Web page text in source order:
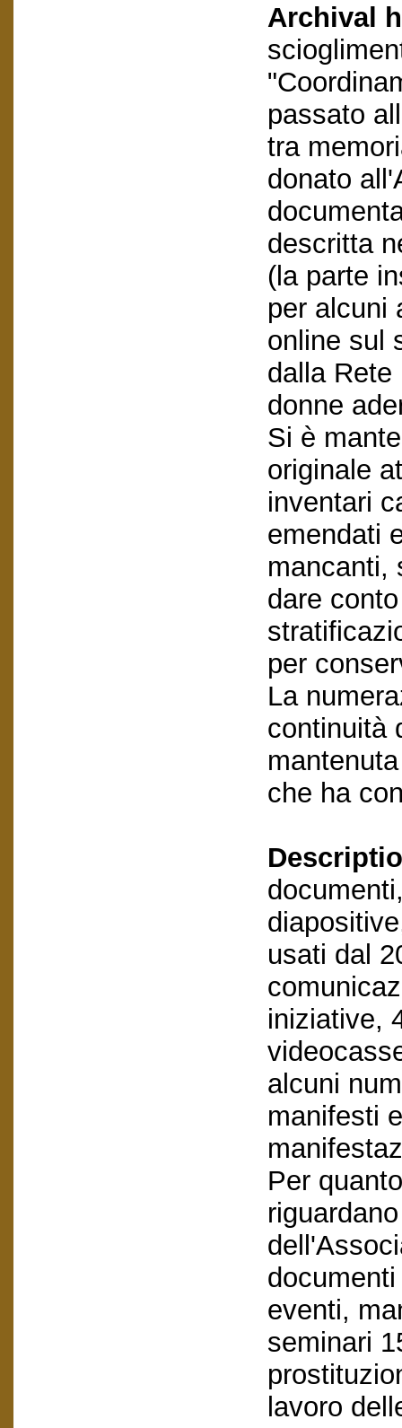
Archival
passato
tra
donato
descritta
(la parte
per alcuni
online sul
dalla Rete
donne
Si è
originale
inventari
emendati
mancanti,
dare
per
La
continuità
che ha
usati dal
iniziative,
alcuni
manifesti
Per
eventi,
seminari
lavoro